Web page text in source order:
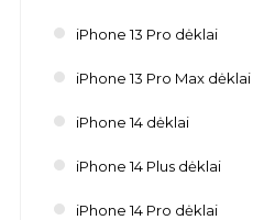
iPhone 13 Pro dėklai
iPhone 13 Pro Max dėklai
iPhone 14 dėklai
iPhone 14 Plus dėklai
iPhone 14 Pro dėklai